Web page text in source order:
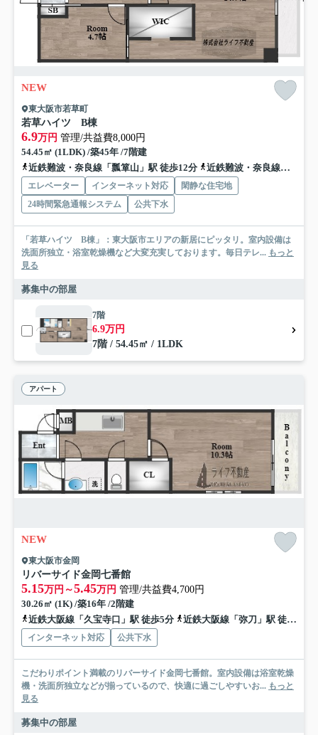
NEW
東大阪市若草町
若草ハイツ B棟
6.9万円 管理/共益費8,000円
54.45㎡ (1LDK) /築45年 /7階建
近鉄難波・奈良線「瓢箪山」駅 徒歩12分
近鉄難波・奈良線「東花園」駅 徒歩17分
エレベーター インターネット対応
閑静な住宅地
24時間緊急通報システム
公共下水
「若草ハイツ B棟」：東大阪市エリアの新居にピッタリ。室内設備は
洗面所独立・浴室乾燥機など大変充実しております。毎日テレ... もっと
見る
募集中の部屋
7階
6.9万円
7階 / 54.45㎡ / 1LDK
アパート
NEW
東大阪市金岡
リバーサイド金岡七番館
5.15万円～5.45万円 管理/共益費4,700円
30.26㎡ (1K) /築16年 /2階建
近鉄大阪線「久宝寺口」駅 徒歩5分
近鉄大阪線「弥刀」駅 徒歩15分
インターネット対応 公共下水
こだわりポイント満載のリバーサイド金岡七番館。室内設備は浴室乾燥
機・洗面所独立などが揃っているので、快適に過ごしやすいお... もっと
見る
募集中の部屋